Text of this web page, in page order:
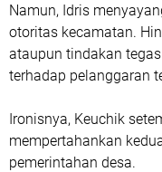
Namun, Idris
otoritas kecamatan.
ataupun tindakan
terhadap pelanggaran
Ironisnya, Keuchik
mempertahankan
pemerintahan desa.